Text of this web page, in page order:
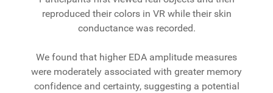
reproduced their colors in VR while their skin
conductance was recorded.
We found that higher EDA amplitude measures
were moderately associated with greater memory
confidence and certainty, suggesting a potential